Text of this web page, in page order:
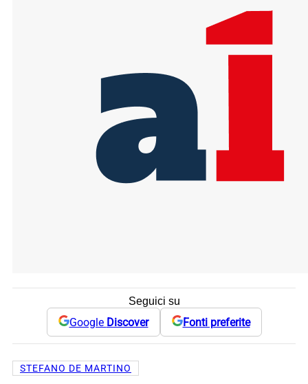
Seguici su
Google Discover Fonti preferite
STEFANO DE MARTINO